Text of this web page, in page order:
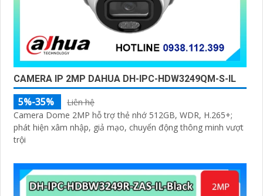
CAMERA IP 2MP DAHUA DH-IPC-HDW3249QM-S-IL
5%-35%
Liên hệ
Camera Dome 2MP hỗ trợ thẻ nhớ 512GB, WDR, H.265+;
phát hiện xâm nhập, giả mạo, chuyển động thông minh vượt
trội